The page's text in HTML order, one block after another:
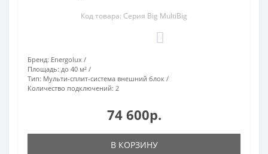
Код товара: Серия Big MultiBig
Бренд: Energolux
Площадь: до 40 м²
Тип: Мульти-сплит-система внешний блок
Количество подключений: 2
74 600р.
В КОРЗИНУ